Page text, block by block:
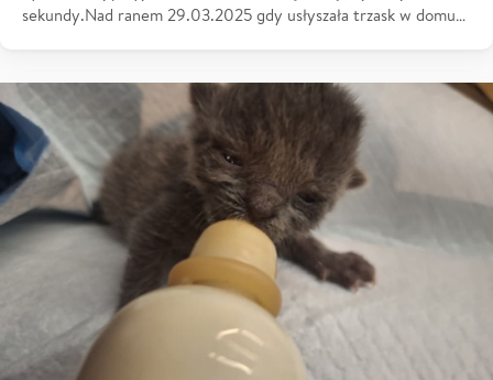
sekundy.Nad ranem 29.03.2025 gdy usłyszała trzask w domu…